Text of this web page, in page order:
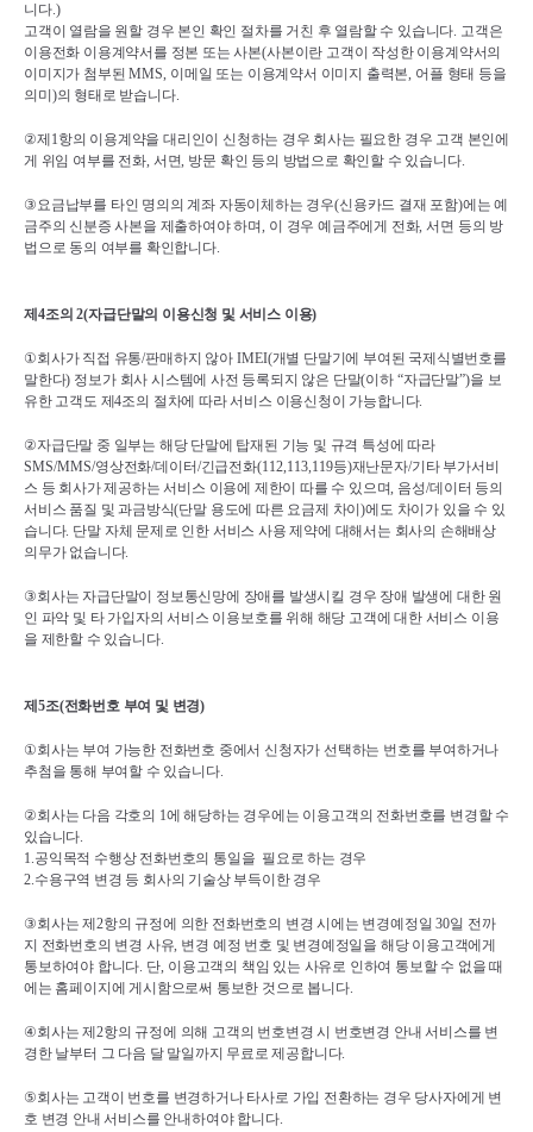
니다.)
고객이 열람을 원할 경우 본인 확인 절차를 거친 후 열람할 수 있습니다. 고객은
이용전화 이용계약서를 정본 또는 사본(사본이란 고객이 작성한 이용계약서의
이미지가 첨부된 MMS, 이메일 또는 이용계약서 이미지 출력본, 어플 형태 등을
의미 )의 형태로 받습니다.
②제 1항의 이용계약을 대리인이 신청하는 경우 회사는 필요한 경우 고객 본인에
게 위임 여부를 전화, 서면, 방문 확인 등의 방법으로 확인할 수 있습니다.
③요금납부를 타인 명의의 계좌 자동이체하는 경우(신용카드 결재 포함)에는 예
금주의 신분증 사본을 제출하여야 하며, 이 경우 예금주에게 전화, 서면 등의 방
법으로 동의 여부를 확인합니다.
제 4조의 2(자급단말의 이용신청 및 서비스 이용)
①회사가 직접 유통/판매하지 않아 IMEI(개별 단말기에 부여된 국제식별번호를
말한다) 정보가 회사 시스템에 사전 등록되지 않은 단말(이하 “자급단말”)을 보
유한 고객도 제4조의 절차에 따라 서비스 이용신청이 가능합니다.
②
자급단말 중 일부는 해당 단말에 탑재된 기능 및 규격 특성에 따라
SMS/MMS/영상전화/데이터/긴급전화(112,113,119등)재난문자/기타 부가서비
스 등 회사가 제공하는 서비스 이용에 제한이 따를 수 있으며, 음성/데이터 등의
서비스 품질 및 과금방식(단말 용도에 따른 요금제 차이)에도 차이가 있을 수 있
습니다. 단말 자체 문제로 인한 서비스 사용 제약에 대해서는 회사의 손해배상
의무가 없습니다.
③회사는 자급단말이 정보통신망에 장애를 발생시킬 경우 장애 발생에 대한 원
인 파악 및 타 가입자의 서비스 이용보호를 위해 해당 고객에 대한 서비스 이용
을 제한할 수 있습니다.
제 5조(전화번호 부여 및 변경)
①회사는 부여 가능한 전화번호 중에서 신청자가 선택하는 번호를 부여하거나
추첨을 통해 부여할 수 있습니다.
②회사는 다음 각호의 1에 해당하는 경우에는 이용고객의 전화번호를 변경할 수
있습니다.
1.공익목적 수행상 전화번호의 통일을  필요로 하는 경우
2.수용구역 변경 등 회사의 기술상 부득이한 경우
③회사는 제 2항의 규정에 의한 전화번호의 변경 시에는 변경예정일 30일 전까
지 전화번호의 변경 사유, 변경 예정 번호 및 변경예정일을 해당 이용고객에게
통보하여야 합니다. 단, 이용고객의 책임 있는 사유로 인하여 통보할 수 없을 때
에는 홈페이지에 게시함으로써 통보한 것으로 봅니다.
④회사는 제 2항의 규정에 의해 고객의 번호변경 시 번호변경 안내 서비스를 변
경한 날부터 그 다음 달 말일까지 무료로 제공합니다.
⑤회사는 고객이 번호를 변경하거나 타사로 가입 전환하는 경우 당사자에게 변
호 변경 안내 서비스를 안내하여야 합니다.